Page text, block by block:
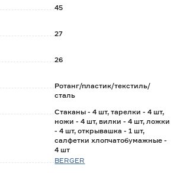
45
27
26
Ротанг/пластик/текстиль/
сталь
Стаканы - 4 шт, тарелки - 4 шт,
ножи - 4 шт, вилки - 4 шт, ложки
- 4 шт, открывашка - 1 шт,
салфетки хлопчатобумажные -
4 шт
BERGER